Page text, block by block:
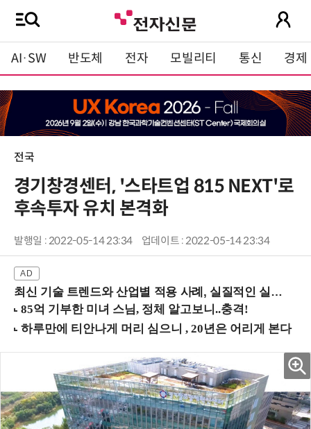
AI·SW 반도체 전자 모빌리티 통신 경제
전국
경기창경센터, '스타트업 815 NEXT'로
후속투자 유치 본격화
발행일 : 2022-05-14 23:34 업데이트 : 2022-05-14 23:34
최신 기술 트렌드와 산업별 적용 사례, 실질적인 실행 전략을 공유 (9/18 양재역)